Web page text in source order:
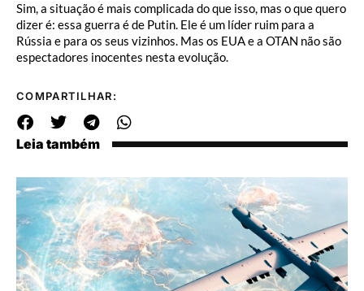
Sim, a situação é mais complicada do que isso, mas o que quero
dizer é: essa guerra é de Putin. Ele é um líder ruim para a
Rússia e para os seus vizinhos. Mas os EUA e a OTAN não são
espectadores inocentes nesta evolução.
COMPARTILHAR:
Leia também